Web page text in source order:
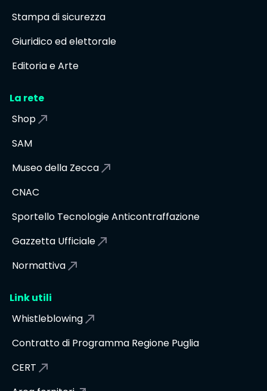
Stampa di sicurezza
Giuridico ed elettorale
Editoria e Arte
La rete
Shop
SAM
Museo della Zecca
CNAC
Sportello Tecnologie Anticontraffazione
Gazzetta Ufficiale
Normattiva
Link utili
Whistleblowing
Contratto di Programma Regione Puglia
CERT